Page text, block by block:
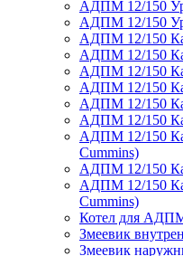
АДПМ 12/150
АДПМ 12/150
АДПМ 12/150
АДПМ 12/150
АДПМ 12/150
АДПМ 12/150
АДПМ 12/150
АДПМ 12/150
АДПМ 12/150
Cummins)
АДПМ 12/150
АДПМ 12/150
Cummins)
Котел для
Змеевик
Змеевик